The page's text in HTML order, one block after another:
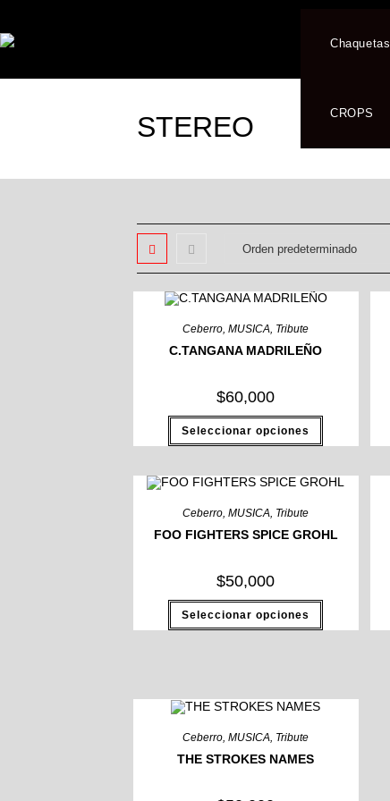
Chaquetas
CROPS
STEREO
Ceberro,MUSICA, Tribute
C.TANGANA MADRILEÑO
$60,000
Seleccionar opciones
Ceberro,MUSICA, Tribute
FOO FIGHTERS SPICE GROHL
$50,000
Seleccionar opciones
Ceberro ,MUSICA Tribute
THE STROKES NAMES